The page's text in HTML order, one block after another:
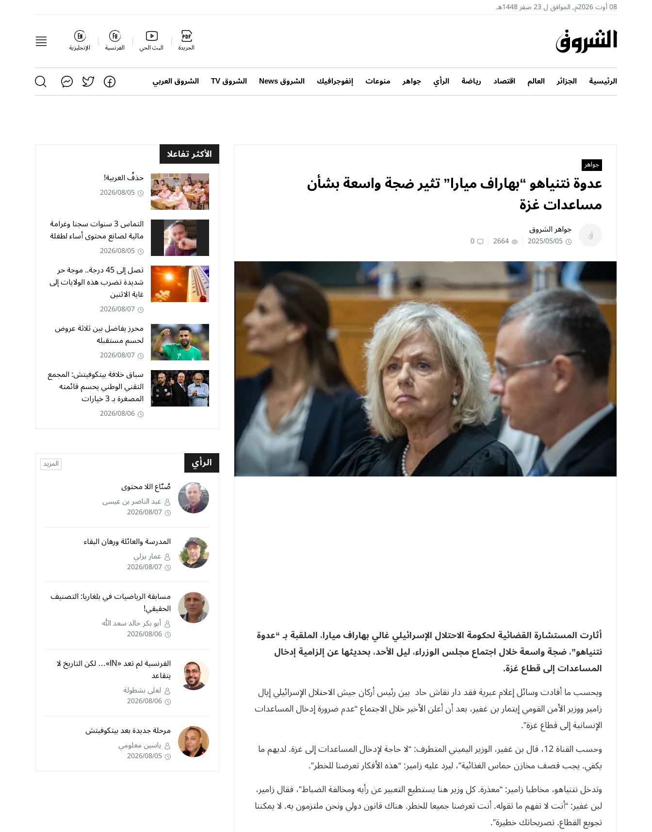
08 أوت 2026م, الموافق ل 23 صفر 1448هـ
الجريدة البث الحي الفرنسية الإنجليزية
الرئيسية الجزائر العالم اقتصاد رياضة الرأي جواهر منوعات إنفوجرافيك الشروق News الشروق TV الشروق العربي
جواهر
عدوة نتنياهو “بهاراف ميارا” تثير ضجة واسعة بشأن
مساعدات غزة
جواهر الشروق
2025/05/05
2664
0
أثارت المستشارة القضائية لحكومة الاحتلال الإسرائيلي غالي بهاراف ميارا، الملقبة بـ “عدوة
نتنياهو”، ضجة واسعة خلال اجتماع مجلس الوزراء، ليل الأحد، بحديثها عن إلزامية إدخال
المساعدات إلى قطاع غزة.
وبحسب ما أفادت وسائل إعلام عبرية فقد دار نقاش حاد بين رئيس أركان جيش الاحتلال الإسرائيلي إيال
زامير ووزير الأمن القومي إيتمار بن غفير، بعد أن أعلن الأخير خلال الاجتماع “عدم ضرورة إدخال المساعدات
الإنسانية إلى قطاع غزة”.
وحسب القناة 12، قال بن غفير، الوزير اليميني المتطرف: “لا حاجة لإدخال المساعدات إلى غزة. لديهم ما
يكفي. يجب قصف مخازن حماس الغذائية”، ليرد عليه زامير: “هذه الأفكار تعرضنا للخطر”.
وتدخل نتنياهو، مخاطبا زامير: “معذرة. كل وزير هنا يستطيع التعبير عن رأيه ومخالفة الضباط”، فقال زامير،
لبن غفير: “أنت لا تفهم ما تقوله. أنت تعرضنا جميعا للخطر. هناك قانون دولي ونحن ملتزمون به. لا يمكننا
تجويع القطاع. تصريحاتك خطيرة”.
الأكثر تفاعلا
حذفُ العربية!
2026/08/05
التماس 3 سنوات سجنا وغرامة
مالية لصانع محتوى أساء لطفلة
2026/08/05
تصل إلى 45 درجة.. موجة حر
شديدة تضرب هذه الولايات إلى
غاية الاثنين
2026/08/07
محرز يفاضل بين ثلاثة عروض
لحسم مستقبله
2026/08/07
سباق خلافة بيتكوفيتش: المجمع
التقني الوطني يحسم قائمته
المصغرة بـ 3 خيارات
2026/08/06
الرأي المزيد
صُنّاع اللا محتوى
عبد الناصر بن عيسى
2026/08/07
المدرسة والعائلة ورهان البقاء
عمار يزلي
2026/08/07
مسابقة الرياضيات في بلغاريا: التصنيف
الحقيقي!
أبو بكر خالد سعد الله
2026/08/06
الفرنسية لم تعد «IN»… لكن التاريخ لا
يتقاعد
لعلى بشطولة
2026/08/06
مرحلة جديدة بعد بيتكوفيتش
ياسين معلومي
2026/08/05